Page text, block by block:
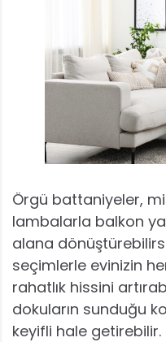
Örgü battaniyeler,
lambalarla balkon ya
alana
seçimlerle evinizin
rahatlık hissini
dokuların sunduğu
keyifli hale getirebilir.